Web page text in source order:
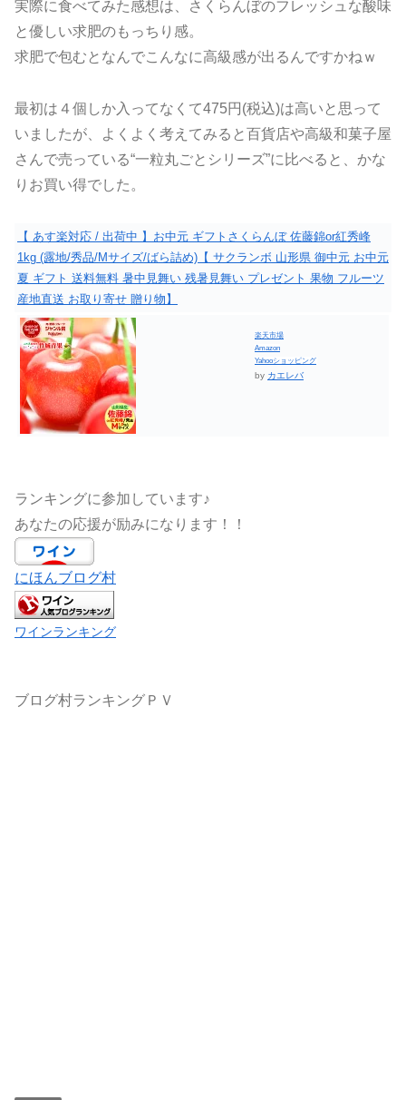
実際に食べてみた感想は、さくらんぼのフレッシュな酸味
と優しい求肥のもっちり感。
求肥で包むとなんでこんなに高級感が出るんですかねｗ
最初は４個しか入ってなくて475円(税込)は高いと思って
いましたが、よくよく考えてみると百貨店や高級和菓子屋
さんで売っている“一粒丸ごとシリーズ”に比べると、かな
りお買い得でした。
【 あす楽対応 / 出荷中 】お中元 ギフトさくらんぼ 佐藤錦or紅秀峰
1kg (露地/秀品/Mサイズ/ばら詰め)【 サクランボ 山形県 御中元 お中元
夏 ギフト 送料無料 暑中見舞い 残暑見舞い プレゼント 果物 フルーツ
産地直送 お取り寄せ 贈り物】
楽天市場
Amazon
Yahooショッピング
by カエレバ
ランキングに参加しています♪
あなたの応援が励みになります！！
にほんブログ村
ワインランキング
ブログ村ランキングＰＶ